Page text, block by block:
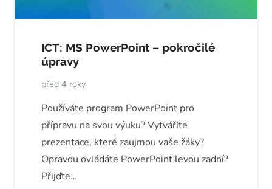
ICT: MS PowerPoint – pokročilé
úpravy
před 4 roky
Používáte program PowerPoint pro
přípravu na svou výuku? Vytváříte
prezentace, které zaujmou vaše žáky?
Opravdu ovládáte PowerPoint levou zadní?
Přijďte…